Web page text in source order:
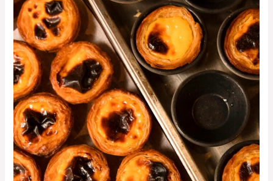
年
記
念
特
別
イ
ベ
ン
ト！